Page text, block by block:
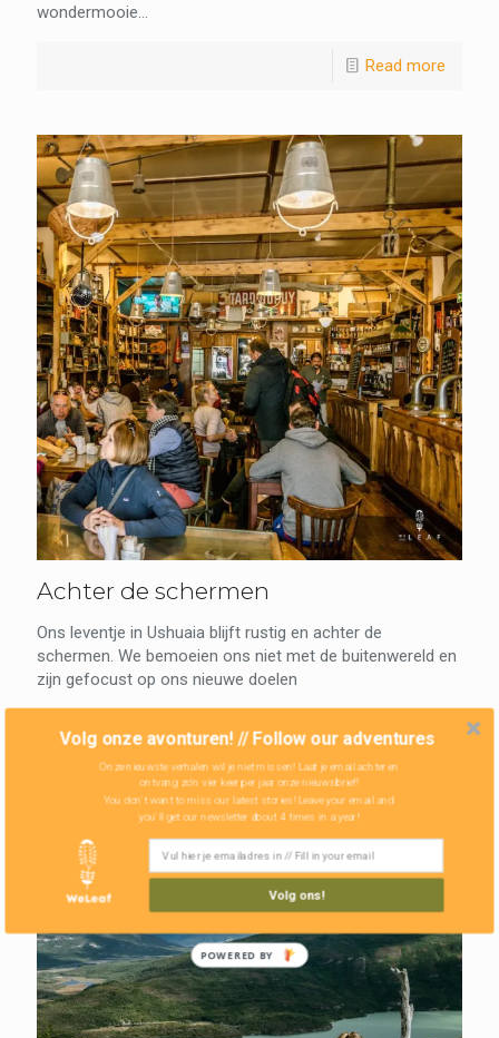
wondermooie...
Read more
Achter de schermen
Ons leventje in Ushuaia blijft rustig en achter de
schermen. We bemoeien ons niet met de buitenwereld en
zijn gefocust op ons nieuwe doelen
2 Read more
Volg onze avonturen! // Follow our adventures
Onze nieuwste verhalen wil je niet missen! Laat je email achter en
ontvang zo'n vier keer per jaar onze nieuwsbrief!
Volg ons!
You don't want to miss our latest stories! Leave your email and
you'll get our newsletter about 4 times in a year!
POWERED BY